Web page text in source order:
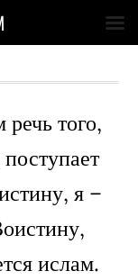
того,
я –
ислам.